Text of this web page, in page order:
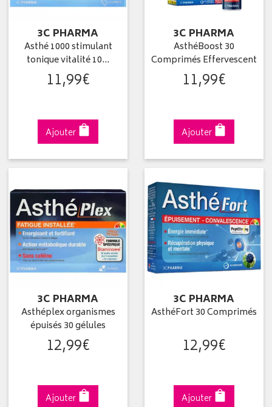
3C PHARMA
Asthé 1000 stimulant
tonique vitalité 10…
11,99€
Ajouter
3C PHARMA
AsthéBoost 30
Comprimés Effervescent
11,99€
Ajouter
3C PHARMA
Asthéplex organismes
épuisés 30 gélules
12,99€
Ajouter
3C PHARMA
AsthéFort 30 Comprimés
12,99€
Ajouter